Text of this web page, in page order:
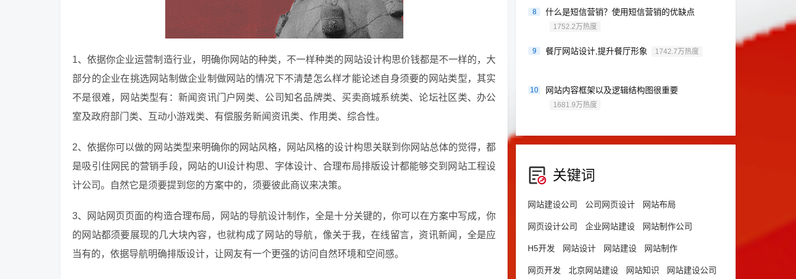
1、依据你企业运营制造行业，明确你网站的种类，不一样种类的网站设计构思价钱都是不一样的，大
部分的企业在挑选网站制做企业制做网站的情况下不清楚怎么样才能论述自身须要的网站类型，其实
不是很难，网站类型有：新闻资讯门户网类、公司知名品牌类、买卖商城系统类、论坛社区类、办公
室及政府部门类、互动小游戏类、有偿服务新闻资讯类、作用类、综合性。
2、依据你可以做的网站类型来明确你的网站风格，网站风格的设计构思关联到你网站总体的觉得，都
是吸引住网民的营销手段，网站的UI设计构思、字体设计、合理布局排版设计都能够交到网站工程设
计公司。自然它是须要提到您的方案中的，须要彼此商议来决策。
3、网站网页页面的构造合理布局，网站的导航设计制作，全是十分关键的，你可以在方案中写成，你
的网站都须要展现的几大块內容，也就构成了网站的导航，像关于我，在线留言，资讯新闻，全是应
当有的，依据导航明确排版设计，让网友有一个更强的访问自然环境和空间感。
8 什么是短信营销？使用短信营销的优缺点
1752.2万热度
9 餐厅网站设计,提升餐厅形象 1742.7万热度
10 网站内容框架以及逻辑结构图很重要
1681.9万热度
关键词
网站建设公司 公司网页设计 网站布局
网页设计公司 企业网站建设 网站制作公司
H5开发 网站设计 网站建设 网站制作
网页开发 北京网站建设 网站知识 网站建设公司